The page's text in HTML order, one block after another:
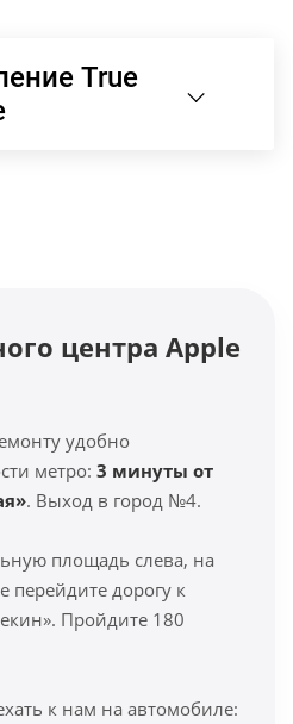
True
центра Apple
удобно
метро: 3 минуты от
. Выход в город №4.
площадь слева, на
дорогу к
Пройдите 180
к нам на автомобиле: